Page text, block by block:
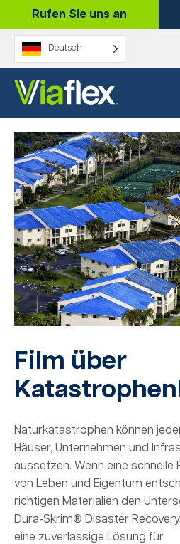
springen
Rufen Sie uns an
Deutsch
Film über
Naturkatastrophen können
Häuser, Unternehmen und
aussetzen. Wenn eine schnelle
von Leben und Eigentum
richtigen Materialien den
Dura-Skrim® Disaster
eine zuverlässige Lösung für